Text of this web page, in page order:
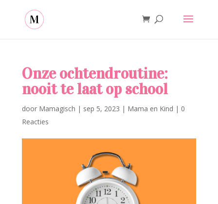
Onze ochtendroutine:
nooit te laat op school
door Mamagisch | sep 5, 2023 | Mama en Kind | 0
Reacties